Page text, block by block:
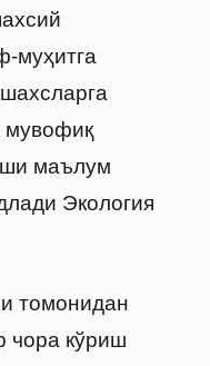
муҳитга
мувофиқ
маълум
Экология
томонидан
чора кўриш